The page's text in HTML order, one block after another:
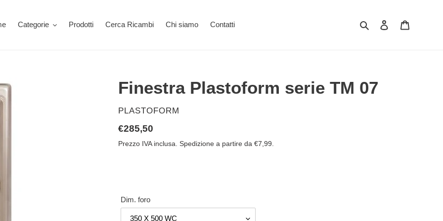
Categorie Prodotti Cerca Ricambi Chi siamo Contatti Cerca Accedi
Finestra Plastoform serie TM 07
VENDITORE
PLASTOFORM
Prezzo
di
€285,50
Prezzo IVA inclusa. Spedizione a partire da €7,99.
Dim. foro